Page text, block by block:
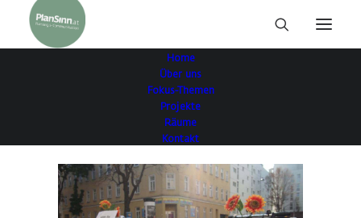
Home
Über uns
Fokus-Themen
Projekte
Räume
Kontakt